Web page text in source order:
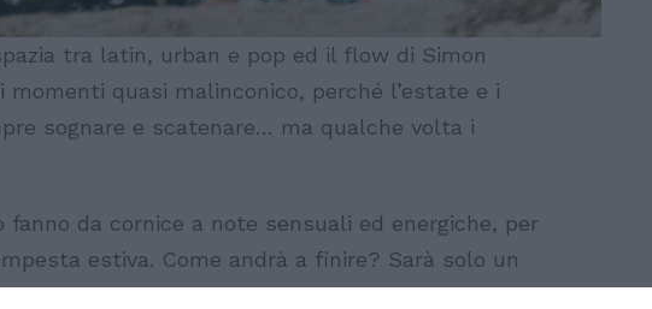
tra latin, urban e pop ed il flow di Simon
quasi malinconico, perché l’estate e i
sognare e scatenare… ma qualche volta i
da cornice a note sensuali ed energiche, per
estiva. Come andrà a finire? Sarà solo un
o qualcosa di più?